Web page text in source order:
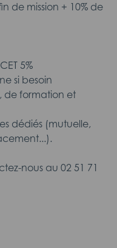
de mission + 10% de
5%
si besoin
de formation et
dédiés (mutuelle,
nous au 02 51 71